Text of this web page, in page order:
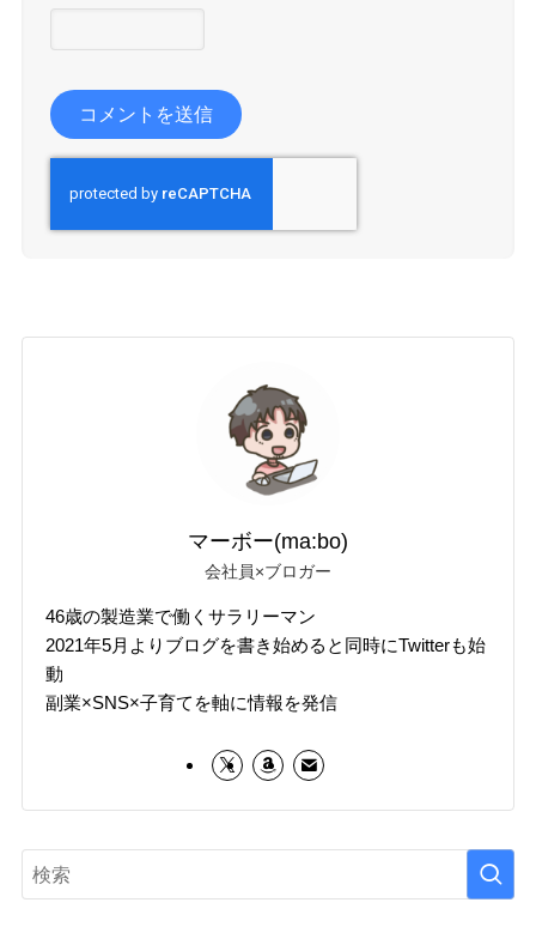
マーボー(ma:bo)
会社員×ブロガー
46歳の製造業で働くサラリーマン
2021年5月よりブログを書き始めると同時にTwitterも始
動
副業×SNS×子育てを軸に情報を発信